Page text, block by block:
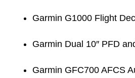
Garmin G1000 Flight
Garmin Dual 10″ PFD
Garmin GFC700 AFCS